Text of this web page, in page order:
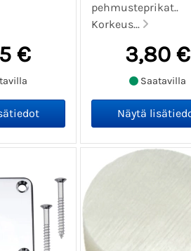
€
pehmusteprikat..
Korkeus...
3,80 €
Saatavilla